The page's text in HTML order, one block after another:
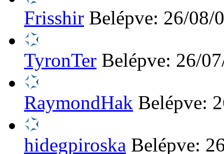
Frisshir Belépve: 26/08/
TyronTer Belépve: 26/
RaymondHak Belépve:
hidegpiroska Belépve: